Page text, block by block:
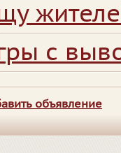
с
объявление